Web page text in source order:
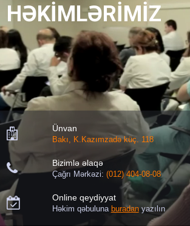
HƏKİMLƏRİMİZ
 Ünvan
Bakı, K.Kazımzadə küç. 118
 Bizimlə əlaqə
Çağrı Mərkəzi: (012) 404-08-08
 Online qeydiyyat
Həkim qəbuluna buradanyazılın